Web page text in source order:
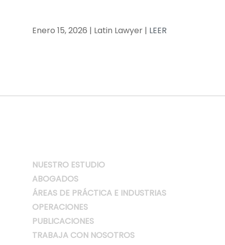
Enero 15, 2026 | Latin Lawyer | LEER
NUESTRO ESTUDIO
ABOGADOS
ÁREAS DE PRÁCTICA E INDUSTRIAS
OPERACIONES
PUBLICACIONES
TRABAJA CON NOSOTROS